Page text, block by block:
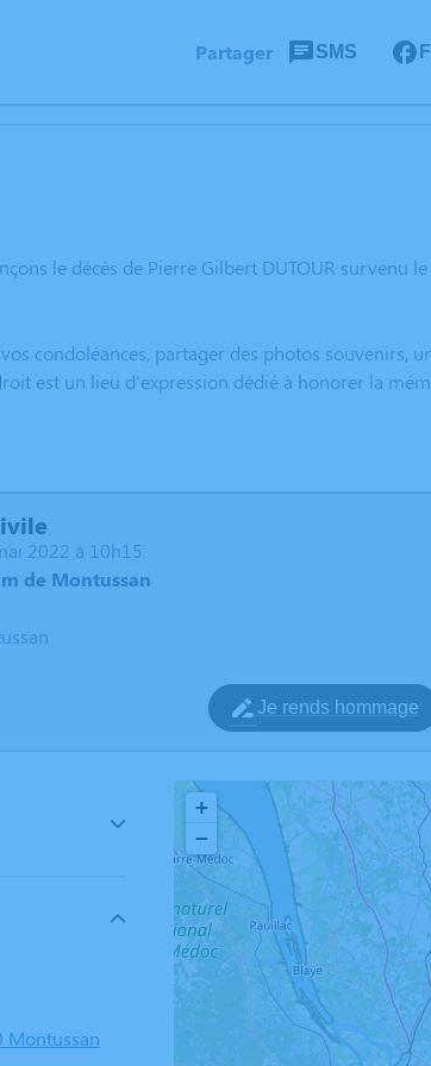
Partager SMS
le décès de Pierre Gilbert DUTOUR survenu
condoléances, partager des photos souvenirs,
est un lieu d'expression dédié à honorer la
2022 à 10h15
de Montussan
Je rends hommage
Montussan
+
−